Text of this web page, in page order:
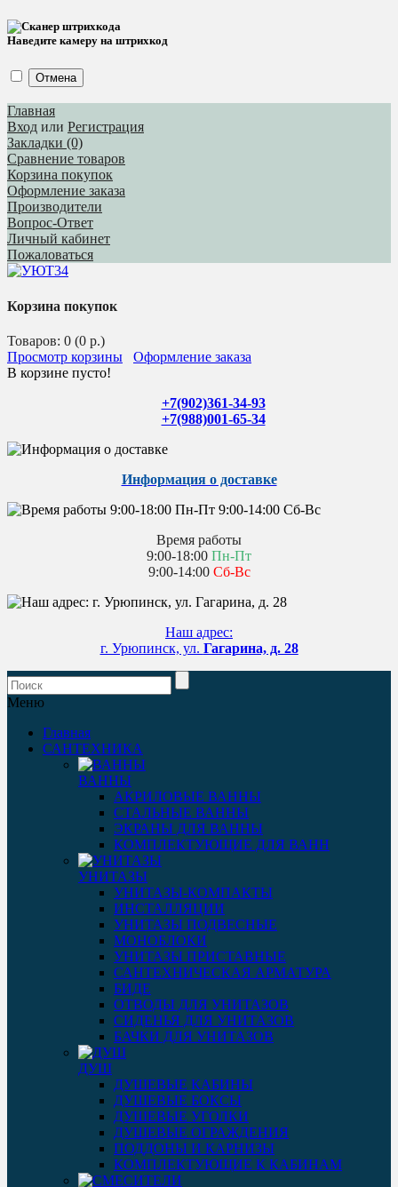
Наведите камеру на штрихкод
Отмена
Главная
Вход или Регистрация
Закладки (0)
Сравнение товаров
Корзина покупок
Оформление заказа
Производители
Вопрос-Ответ
Личный кабинет
Пожаловаться
Корзина покупок
Товаров: 0 (0 р.)
Просмотр корзины
Оформление заказа
В корзине пусто!
+7(902)361-34-93
+7(988)001-65-34
Информация о доставке
Время работы
9:00-18:00 Пн-Пт
9:00-14:00 Сб-Вс
Наш адрес:
г. Урюпинск, ул. Гагарина, д. 28
Меню
Главная
САНТЕХНИКА
ВАННЫ
АКРИЛОВЫЕ ВАННЫ
СТАЛЬНЫЕ ВАННЫ
ЭКРАНЫ ДЛЯ ВАННЫ
КОМПЛЕКТУЮЩИЕ ДЛЯ ВАНН
УНИТАЗЫ
УНИТАЗЫ-КОМПАКТЫ
ИНСТАЛЛЯЦИИ
УНИТАЗЫ ПОДВЕСНЫЕ
МОНОБЛОКИ
УНИТАЗЫ ПРИСТАВНЫЕ
САНТЕХНИЧЕСКАЯ АРМАТУРА
БИДЕ
ОТВОДЫ ДЛЯ УНИТАЗОВ
СИДЕНЬЯ ДЛЯ УНИТАЗОВ
БАЧКИ ДЛЯ УНИТАЗОВ
ДУШ
ДУШЕВЫЕ КАБИНЫ
ДУШЕВЫЕ БОКСЫ
ДУШЕВЫЕ УГОЛКИ
ДУШЕВЫЕ ОГРАЖДЕНИЯ
ПОДДОНЫ И КАРНИЗЫ
КОМПЛЕКТУЮЩИЕ К КАБИНАМ